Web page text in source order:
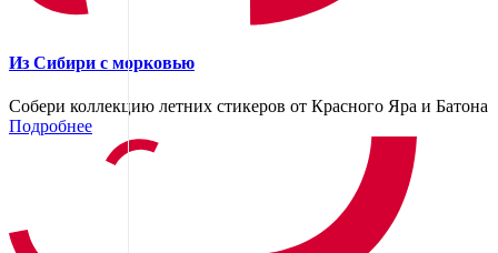
Из Сибири с морковью
Собери коллекцию летних стикеров от Красного Яра и Батона
Подробнее